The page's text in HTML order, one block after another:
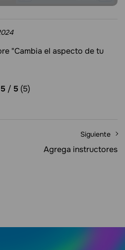
"Cambia el aspecto de tu
5 / 5 (5)
Siguiente
Agrega instructores